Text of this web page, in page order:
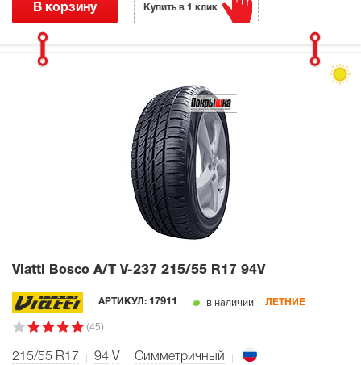
В корзину Купить в 1 клик
Viatti Bosco A/T V-237 215/55 R17 94V
АРТИКУЛ: 17911 в наличии ЛЕТНИЕ
(45)
215/55 R17 94 V Симметричный